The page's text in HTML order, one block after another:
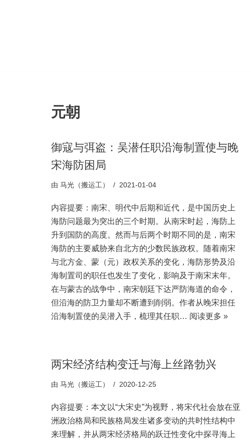
元朝
御寇与弭盗：吴潜任职沿海制置使与晚
宋海防困局
由 马光（搬运工） 2021-01-04
内容提要：南宋、明代中后期和近代，是中国历史上
海防问题最为突出的三个时期。从南宋时起，海防上
升到国防的高度。然而与后两个时期不同的是，南宋
海防的主要威胁来自北方的少数民族政权。随着南宋
与北方金、蒙（元）政权关系的变化，海防形势及沿
海制置司的职任也发生了变化，影响及于南宋末年。
在与蒙古的战争中，南宋朝廷下达严防海道的命令，
但沿海的防卫力量却不断遭到削弱。作者从晚宋担任
沿海制置使的吴潜入手，梳理其任职… 阅读更多 »
两宋经济结构变迁与海上丝路勃兴
由 马光（搬运工） 2020-12-25
内容提要：本文以“大宋史”为视野，将宋代社会放在亚
洲政治格局和民族格局发生诸多变动的共时性结构中
来理解，并从两宋经济格局的跃迁性变化中探寻海上